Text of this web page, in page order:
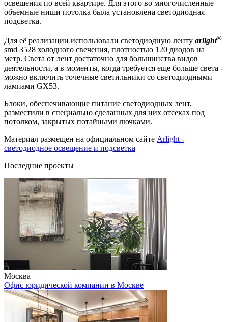
освещения по всей квартире. Для этого во многочисленные
объемные ниши потолка была установлена светодиодная
подсветка.
Для её реализации использовали светодиодную ленту arlight®
smd 3528 холодного свечения, плотностью 120 диодов на
метр. Света от лент достаточно для большинства видов
деятельности, а в моменты, когда требуется еще больше света -
можно включить точечные светильники со светодиодными
лампами GX53.
Блоки, обеспечивающие питание светодиодных лент,
разместили в специально сделанных для них отсеках под
потолком, закрытых потайными лючками.
Материал размещен на официальном сайте Arlight -
светодиодное освещение и подсветка
Последние проекты
Москва
Офис юридической компании в Москве